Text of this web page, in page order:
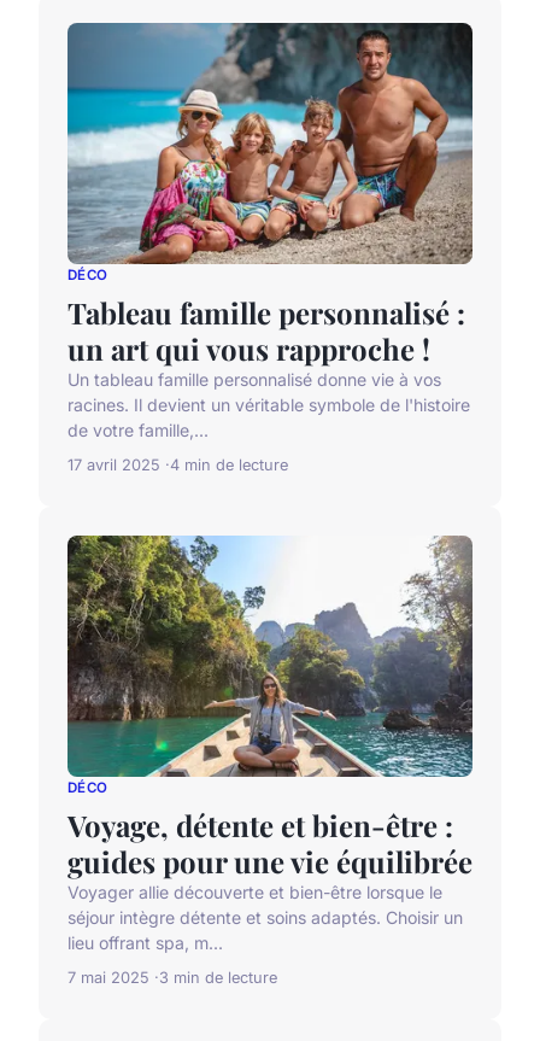
DÉCO
Tableau famille personnalisé :
un art qui vous rapproche !
Un tableau famille personnalisé donne vie à vos
racines. Il devient un véritable symbole de l'histoire
de votre famille,...
17 avril 2025 4 min de lecture
DÉCO
Voyage, détente et bien-être :
guides pour une vie équilibrée
Voyager allie découverte et bien-être lorsque le
séjour intègre détente et soins adaptés. Choisir un
lieu offrant spa, m...
7 mai 2025 3 min de lecture